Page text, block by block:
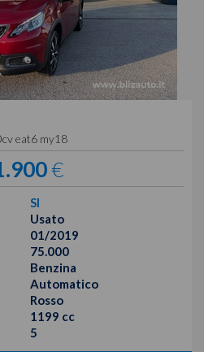
eat6 my18
€
SI
Usato
01/2019
75.000
Benzina
Automatico
Rosso
1199 cc
5